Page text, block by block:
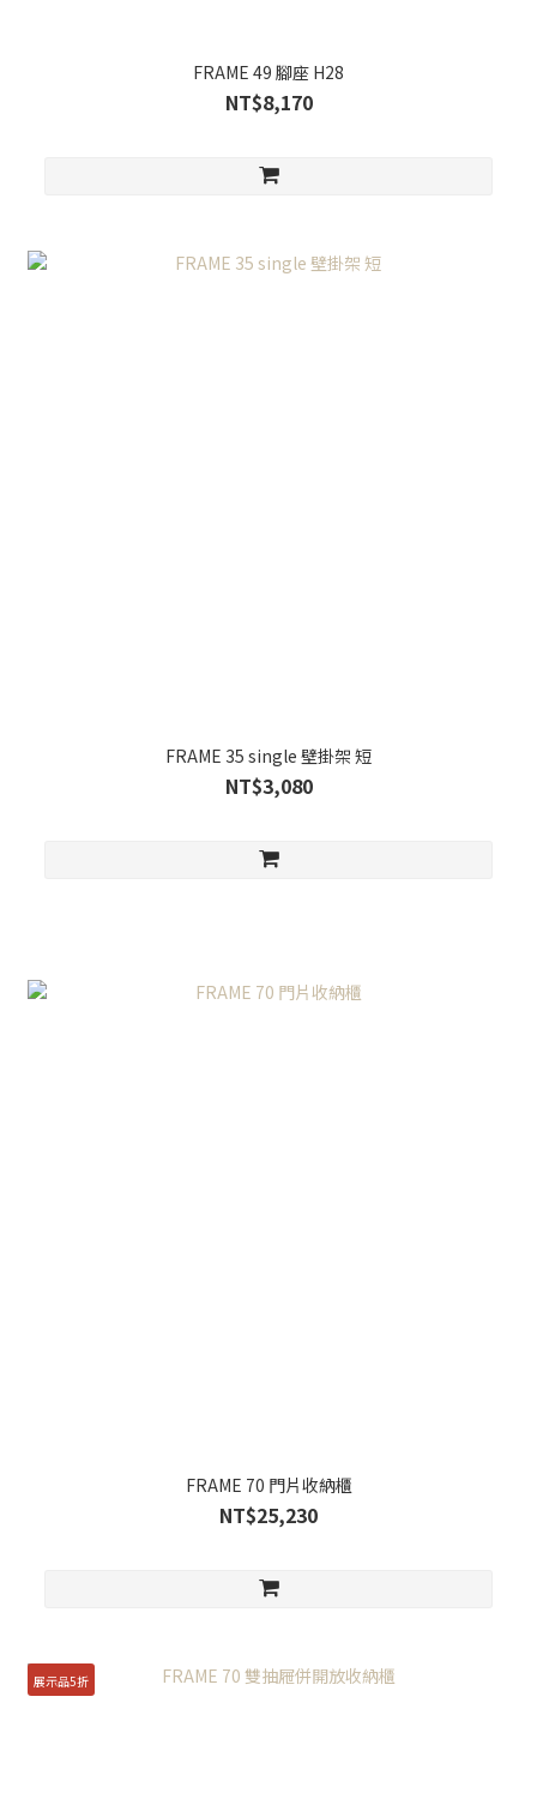
FRAME 49 腳座 H28
NT$8,170
FRAME 35 single 壁掛架 短
NT$3,080
FRAME 70 門片收納櫃
NT$25,230
展示品5折